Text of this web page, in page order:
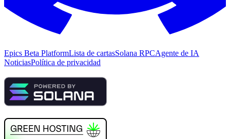
Epics Beta PlatformLista de cartasSolana RPCAgente de IA
NoticiasPolítica de privacidad